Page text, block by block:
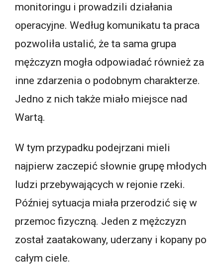
monitoringu i prowadzili działania
operacyjne. Według komunikatu ta praca
pozwoliła ustalić, że ta sama grupa
mężczyzn mogła odpowiadać również za
inne zdarzenia o podobnym charakterze.
Jedno z nich także miało miejsce nad
Wartą.
W tym przypadku podejrzani mieli
najpierw zaczepić słownie grupę młodych
ludzi przebywających w rejonie rzeki.
Później sytuacja miała przerodzić się w
przemoc fizyczną. Jeden z mężczyzn
został zaatakowany, uderzany i kopany po
całym ciele.